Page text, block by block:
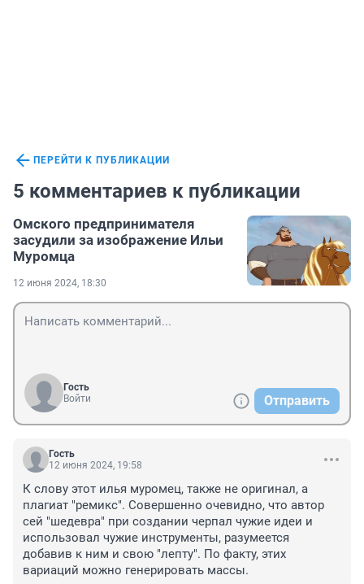
ПЕРЕЙТИ К ПУБЛИКАЦИИ
5 комментариев к публикации
Омского предпринимателя
засудили за изображение Ильи
Муромца
12 июня 2024, 18:30
Гость
Войти
Отправить
Гость
12 июня 2024, 19:58
К слову этот илья муромец, также не оригинал, а
плагиат "ремикс". Совершенно очевидно, что автор
сей "шедевра" при создании черпал чужие идеи и
использовал чужие инструменты, разумеется
добавив к ним и свою "лепту". По факту, этих
вариаций можно генерировать массы.